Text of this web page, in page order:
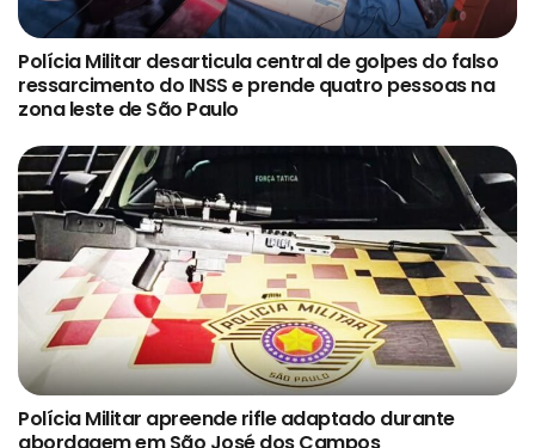
Polícia Militar desarticula central de golpes do falso
ressarcimento do INSS e prende quatro pessoas na
zona leste de São Paulo
Polícia Militar apreende rifle adaptado durante